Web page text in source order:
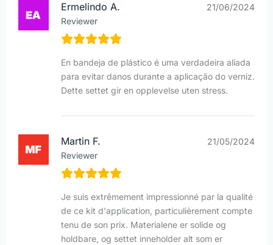
Ermelindo A.
Reviewer
21/06/2024
En bandeja de plástico é uma verdadeira aliada
para evitar danos durante a aplicação do verniz.
Dette settet gir en opplevelse uten stress.
Martin F.
Reviewer
21/05/2024
Je suis extrêmement impressionné par la qualité
de ce kit d'application, particulièrement compte
tenu de son prix. Materialene er solide og
holdbare, og settet inneholder alt som er